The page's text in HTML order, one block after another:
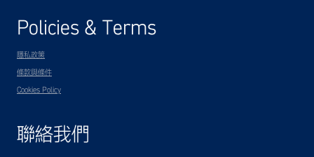
Policies & Terms
隱私政策
條款與條件
Cookies Policy
聯絡我們